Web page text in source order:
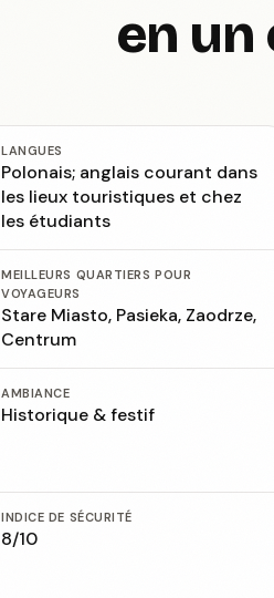
en
LANGUES
Polonais; anglais courant dans
les lieux touristiques et chez
les étudiants
MEILLEURS QUARTIERS POUR
VOYAGEURS
Stare Miasto, Pasieka, Zaodrze,
Centrum
AMBIANCE
Historique & festif
INDICE DE SÉCURITÉ
8/10